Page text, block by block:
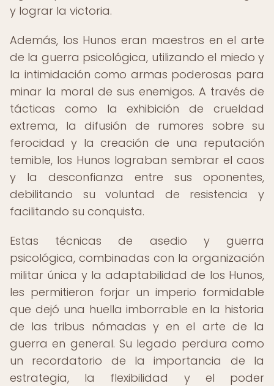
y lograr la victoria.
Además, los Hunos eran maestros en el arte
de la guerra psicológica, utilizando el miedo y
la intimidación como armas poderosas para
minar la moral de sus enemigos. A través de
tácticas como la exhibición de crueldad
extrema, la difusión de rumores sobre su
ferocidad y la creación de una reputación
temible, los Hunos lograban sembrar el caos
y la desconfianza entre sus oponentes,
debilitando su voluntad de resistencia y
facilitando su conquista.
Estas técnicas de asedio y guerra
psicológica, combinadas con la organización
militar única y la adaptabilidad de los Hunos,
les permitieron forjar un imperio formidable
que dejó una huella imborrable en la historia
de las tribus nómadas y en el arte de la
guerra en general. Su legado perdura como
un recordatorio de la importancia de la
estrategia, la flexibilidad y el poder